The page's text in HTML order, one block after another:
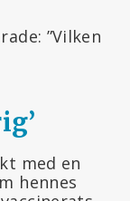
”Vilken
’
med en
hennes